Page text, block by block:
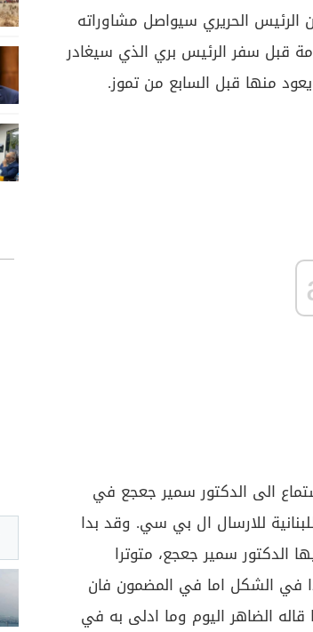
الحريري سيواصل مشاوراته
قبل سفر الرئيس بري الذي سيغادر
منها قبل السابع من تموز.
الى الدكتور سمير جعجع في
للارسال ال بي سي. وقد بدا
الدكتور سمير جعجع، متوترا
في الشكل اما في المضمون فان
الضاهر اليوم وما ادلى به في